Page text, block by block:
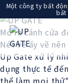
Một công ty bất
bất
Mở ra cánh cửa
Nét vẽ ấy vẽ
Up Gate xử lý
dụng thực tế